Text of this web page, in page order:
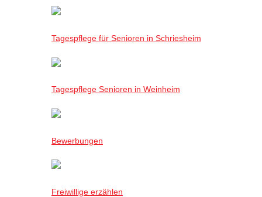
Tagespflege für Senioren in Schriesheim
Tagespflege Senioren in Weinheim
Bewerbungen
Freiwillige erzählen